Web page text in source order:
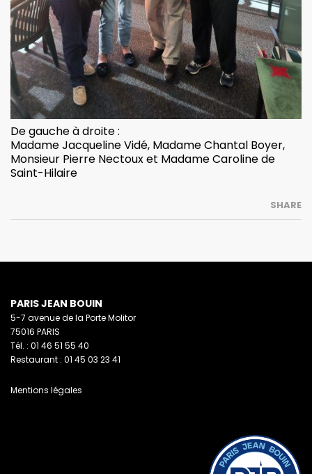
De gauche à droite :
Madame Jacqueline Vidé, Madame Chantal Boyer,
Monsieur Pierre Nectoux et Madame Caroline de
Saint-Hilaire
SHARE
PARIS JEAN BOUIN
5-7 avenue de la Porte Molitor
75016 PARIS
Tél. : 01 46 51 55 40
Restaurant : 01 45 03 23 41
Mentions légales